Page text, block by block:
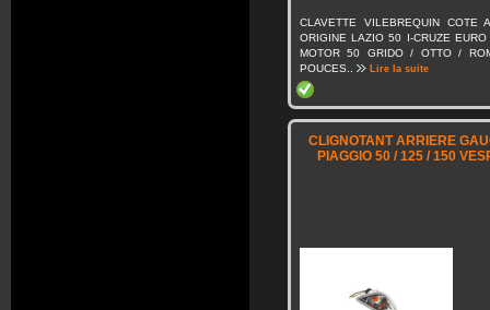
CLAVETTE VILEBREQUIN COTE
ORIGINE LAZIO 50 I-CRUZE
MOTOR 50 GRIDO / OTTO /
POUCES..
Lire la suite
CLIGNOTANT ARRIERE
PIAGGIO 50 / 125 / 150